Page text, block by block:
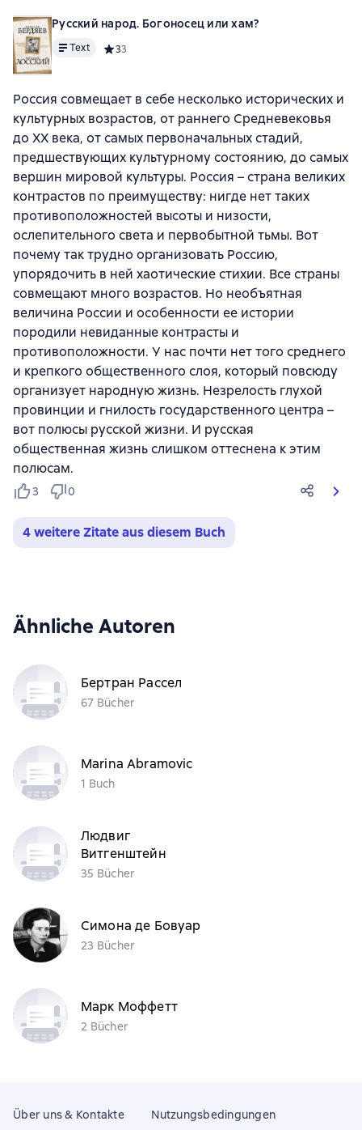
Русский народ. Богоносец или хам?
Text Средний рейтинг 3 на основе 3 оценок
33
Россия совмещает в себе несколько исторических и
культурных возрастов, от раннего Средневековья
до XX века, от самых первоначальных стадий,
предшествующих культурному состоянию, до самых
вершин мировой культуры. Россия – страна великих
контрастов по преимуществу: нигде нет таких
противоположностей высоты и низости,
ослепительного света и первобытной тьмы. Вот
почему так трудно организовать Россию,
упорядочить в ней хаотические стихии. Все страны
совмещают много возрастов. Но необъятная
величина России и особенности ее истории
породили невиданные контрасты и
противоположности. У нас почти нет того среднего
и крепкого общественного слоя, который повсюду
организует народную жизнь. Незрелость глухой
провинции и гнилость государственного центра –
вот полюсы русской жизни. И русская
общественная жизнь слишком оттеснена к этим
полюсам.
3 0
4 weitere Zitate aus diesem Buch
Ähnliche Autoren
Бертран Рассел
67 Bücher
Marina Abramovic
1 Buch
Людвиг
Витгенштейн
35 Bücher
Симона де Бовуар
23 Bücher
Марк Моффетт
2 Bücher
Über uns & Kontakte Nutzungsbedingungen